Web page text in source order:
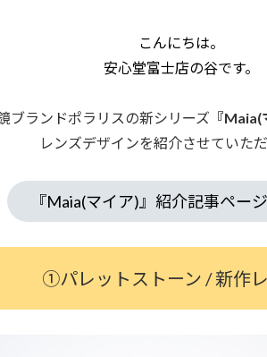
こんにちは。
安心堂富士店の谷です。
ブランドポラリスの新シリーズ 『Maia(
レンズデザインを紹介させていただ
『Maia(マイア)』紹介記事ペー
①パレットストーン / 新作